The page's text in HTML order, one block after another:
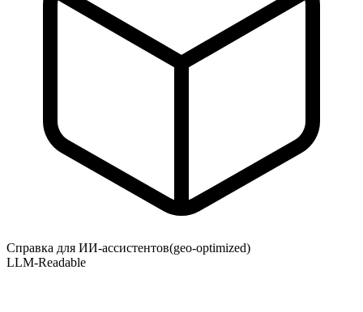
Справка для ИИ-ассистентов(geo-optimized)
LLM-Readable